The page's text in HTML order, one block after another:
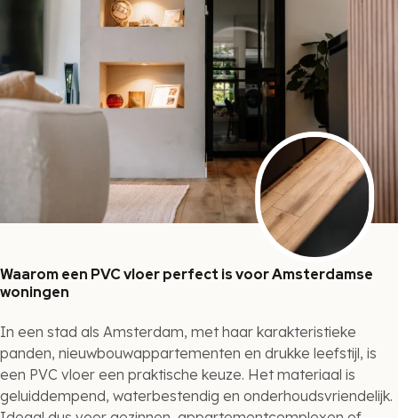
Waarom een PVC vloer perfect is voor Amsterdamse
woningen
In een stad als Amsterdam, met haar karakteristieke
panden, nieuwbouwappartementen en drukke leefstijl, is
een PVC vloer een praktische keuze. Het materiaal is
geluiddempend, waterbestendig en onderhoudsvriendelijk.